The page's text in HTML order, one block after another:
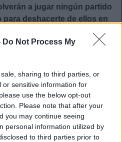
Do Not Process My
sharing to third parties, or
or sensitive information for
use the below opt-out
Please note that after your
you may continue seeing
personal information utilized by
to third parties prior to
a jugar ningún partido
para deshacerte de ellos en
defensa, 3.400.000)
volvió a caer lesionado por
en el encuentro ante el
por el Barcelona indica
en el recto femoral del
pendiente de evolución.
a jugar en lo que queda